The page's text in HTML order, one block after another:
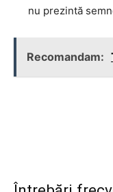
nu prezintă
Recomandam: